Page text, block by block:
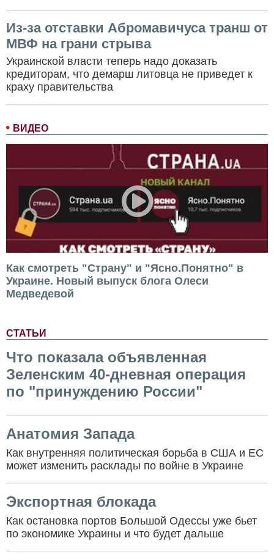
ВИДЕО
Как смотреть "Страну" и "Ясно.Понятно" в
Украине. Новый выпуск блога Олеси
Медведевой
СТАТЬИ
Что показала объявленная
Зеленским 40-дневная операция
по "принуждению России"
Анатомия Запада
Как внутренняя политическая борьба в США и ЕС
может изменить расклады по войне в Украине
Экспортная блокада
Как остановка портов Большой Одессы уже бьет
по экономике Украины и что будет дальше
Из-за отставки Абромавичуса транш от
МВФ на грани стрыва
Украинской власти теперь надо доказать
кредиторам, что демарш литовца не приведет к
краху правительства